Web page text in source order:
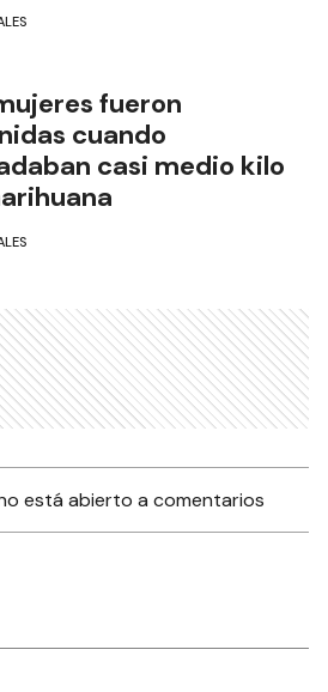
fueron
cuando
casi medio kilo
está abierto a comentarios